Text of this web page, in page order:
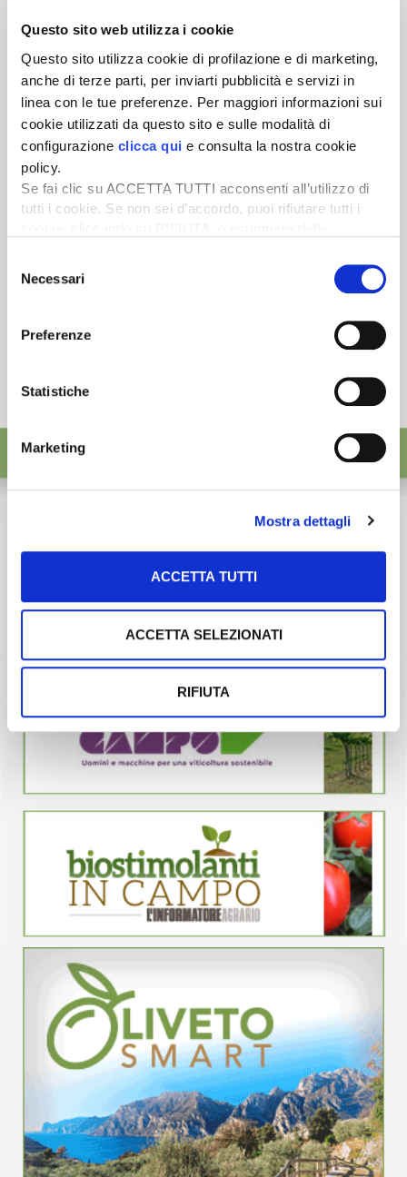
Questo sito web utilizza i cookie
Questo sito utilizza cookie di profilazione e di marketing,
anche di terze parti, per inviarti pubblicità e servizi in
linea con le tue preferenze. Per maggiori informazioni sui
cookie utilizzati da questo sito e sulle modalità di
configurazione clicca qui e consulta la nostra cookie
policy.
Se fai clic su ACCETTA TUTTI acconsenti all’utilizzo di
tutti i cookie. Se non sei d’accordo, puoi rifiutare tutti i
desideri accettare e cliccando ACCETTA SELEZIONATI.
delNecessari
Preferenze
Statistiche
Marketing
Mostra dettagli
ACCETTA TUTTI
ACCETTA SELEZIONATI
RIFIUTA
Newsletter
Scopri un servizio d'informazione di alta qualità. Tagliato sulle tue
esigenze.